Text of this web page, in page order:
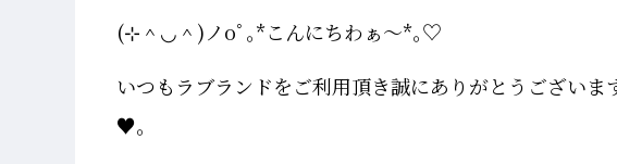
(⊹＾◡＾)ノoﾟ｡*こんにちわぁ～*｡♡
いつもラブランドをご利用頂き誠にありがとうござい
♥｡